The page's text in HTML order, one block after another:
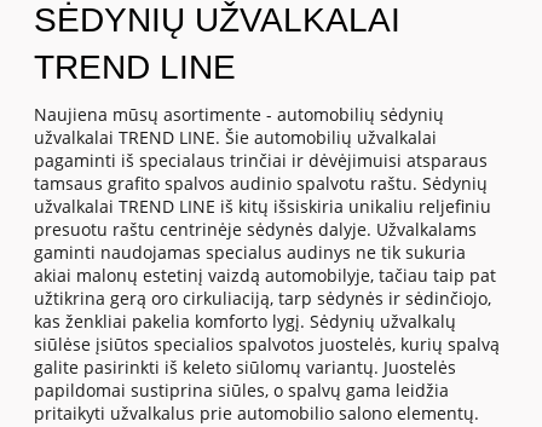
SĖDYNIŲ UŽVALKALAI
TREND LINE
Naujiena mūsų asortimente - automobilių sėdynių
užvalkalai TREND LINE. Šie automobilių užvalkalai
pagaminti iš specialaus trinčiai ir dėvėjimuisi atsparaus
tamsaus grafito spalvos audinio spalvotu raštu. Sėdynių
užvalkalai TREND LINE iš kitų išsiskiria unikaliu reljefiniu
presuotu raštu centrinėje sėdynės dalyje. Užvalkalams
gaminti naudojamas specialus audinys ne tik sukuria
akiai malonų estetinį vaizdą automobilyje, tačiau taip pat
užtikrina gerą oro cirkuliaciją, tarp sėdynės ir sėdinčiojo,
kas ženkliai pakelia komforto lygį. Sėdynių užvalkalų
siūlėse įsiūtos specialios spalvotos juostelės, kurių spalvą
galite pasirinkti iš keleto siūlomų variantų. Juostelės
papildomai sustiprina siūles, o spalvų gama leidžia
pritaikyti užvalkalus prie automobilio salono elementų.